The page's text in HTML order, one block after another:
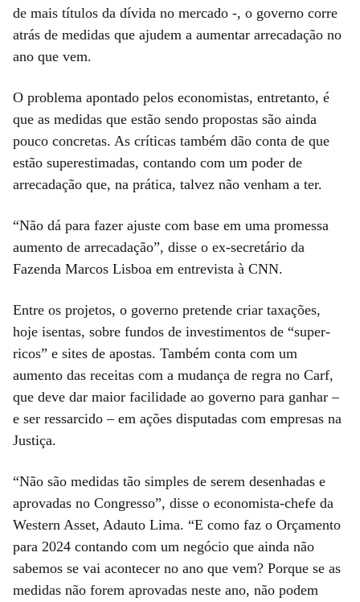
de mais títulos da dívida no mercado -, o governo corre
atrás de medidas que ajudem a aumentar arrecadação no
ano que vem.
O problema apontado pelos economistas, entretanto, é
que as medidas que estão sendo propostas são ainda
pouco concretas. As críticas também dão conta de que
estão superestimadas, contando com um poder de
arrecadação que, na prática, talvez não venham a ter.
“Não dá para fazer ajuste com base em uma promessa
aumento de arrecadação”, disse o ex-secretário da
Fazenda Marcos Lisboa em entrevista à CNN.
Entre os projetos, o governo pretende criar taxações,
hoje isentas, sobre fundos de investimentos de “super-
ricos” e sites de apostas. Também conta com um
aumento das receitas com a mudança de regra no Carf,
que deve dar maior facilidade ao governo para ganhar –
e ser ressarcido – em ações disputadas com empresas na
Justiça.
“Não são medidas tão simples de serem desenhadas e
aprovadas no Congresso”, disse o economista-chefe da
Western Asset, Adauto Lima. “E como faz o Orçamento
para 2024 contando com um negócio que ainda não
sabemos se vai acontecer no ano que vem? Porque se as
medidas não forem aprovadas neste ano, não podem